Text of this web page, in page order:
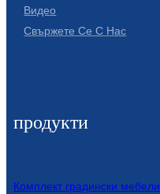
Видео
Свържете Се С Нас
продукти
Комплект градински мебели